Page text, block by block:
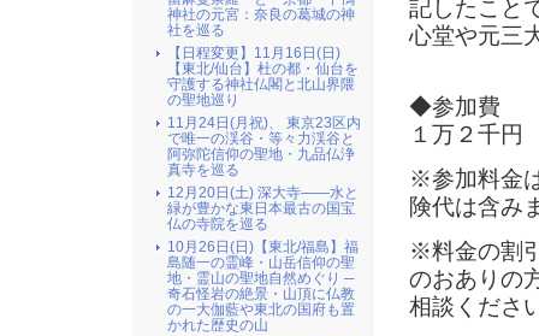
記したこと
心堂や元三
◆参加費
１万２千円
※参加料金
険代は含み
※料金の割
のおありの
相談くださ
神社の元宮：奈良の葛城の神
社を巡る
【日程変更】11月16日(日)
【東北/仙台】杜の都・仙台を
守護する神社仏閣と北山界隈
の聖地巡り
11月24日(月祝)、 東京23区内
で唯一の渓谷・等々力渓谷と
阿弥陀信仰の聖地・九品仏浄
真寺を巡る
12月20日(土) 深大寺――水と
緑が豊かな東日本最古の国宝
仏の寺院を巡る
10月26日(日)【東北/福島】福
島随一の霊峰・山岳信仰の聖
地・霊山の聖地自然めぐり ─
奇石怪岩の絶景・山頂に仏教
の一大伽藍や東北の国府も置
かれた歴史の山